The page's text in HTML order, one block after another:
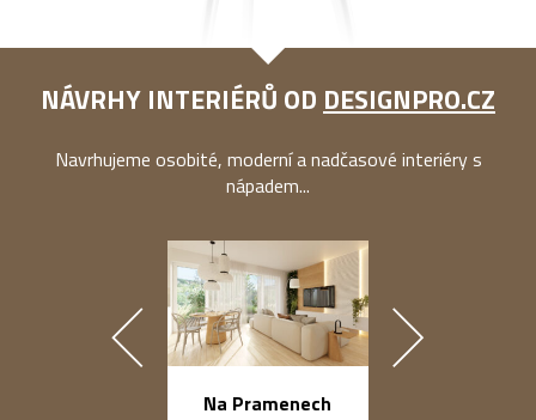
NÁVRHY INTERIÉRŮ OD DESIGNPRO.CZ
Navrhujeme osobité, moderní a nadčasové interiéry s
nápadem...
Na Pramenech